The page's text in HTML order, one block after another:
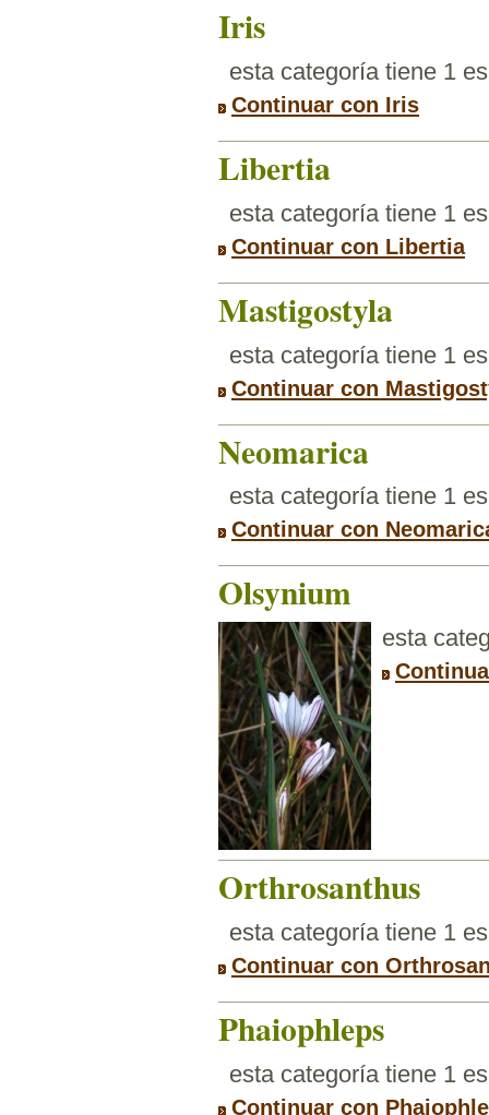
Iris
esta categoría tiene 1
Continuar con Iris
Libertia
esta categoría tiene 1
Continuar con Libertia
Mastigostyla
esta categoría tiene 1
Continuar con
Neomarica
esta categoría tiene 1
Continuar con
Olsynium
esta
Orthrosanthus
esta categoría tiene 1
Continuar con
Phaiophleps
esta categoría tiene 1
Continuar con